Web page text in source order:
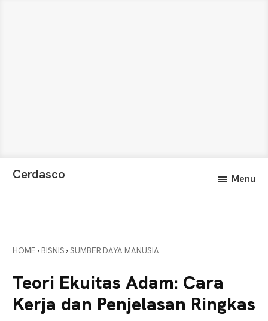
Cerdasco
Anda
Tajam
Menu
HOME › BISNIS ›SUMBER DAYA MANUSIA
Teori Ekuitas Adam: Cara
Kerja dan Penjelasan Ringkas